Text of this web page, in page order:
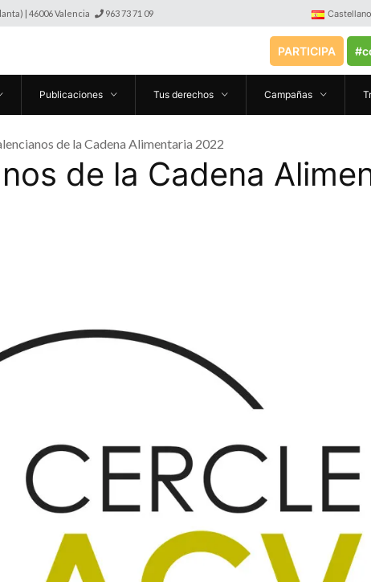
| 46006 Valencia 963 73 71 09 Castellano
PARTICIPA
Publicaciones Tus derechos Campañas
de la Cadena Alimentaria 2022
de la Cadena